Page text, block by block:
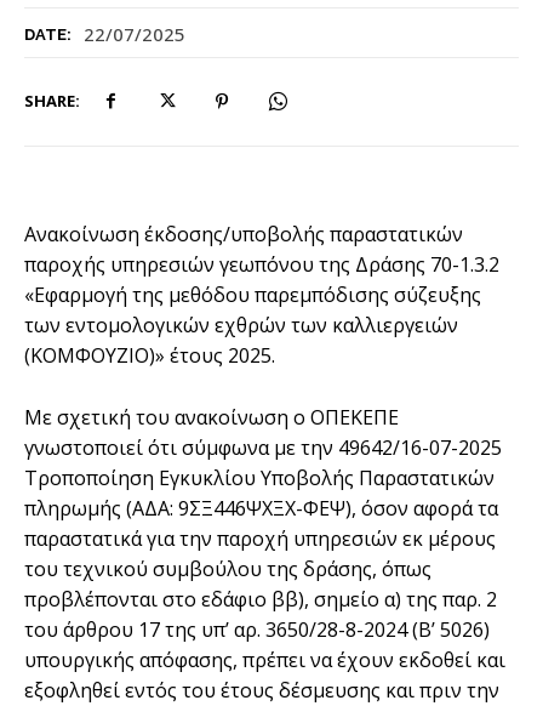
DATE: 22/07/2025
SHARE:
Ανακοίνωση έκδοσης/υποβολής παραστατικών
παροχής υπηρεσιών γεωπόνου της Δράσης 70-1.3.2
«Εφαρμογή της μεθόδου παρεμπόδισης σύζευξης
των εντομολογικών εχθρών των καλλιεργειών
(ΚΟΜΦΟΥΖΙΟ)» έτους 2025.
Mε σχετική του ανακοίνωση ο ΟΠΕΚΕΠΕ
γνωστοποιεί ότι σύμφωνα με την 49642/16-07-2025
Τροποποίηση Εγκυκλίου Υποβολής Παραστατικών
πληρωμής (ΑΔΑ: 9ΣΞ446ΨΧΞΧ-ΦΕΨ), όσον αφορά τα
παραστατικά για την παροχή υπηρεσιών εκ μέρους
του τεχνικού συμβούλου της δράσης, όπως
προβλέπονται στο εδάφιο ββ), σημείο α) της παρ. 2
του άρθρου 17 της υπ’ αρ. 3650/28-8-2024 (Β’ 5026)
υπουργικής απόφασης, πρέπει να έχουν εκδοθεί και
εξοφληθεί εντός του έτους δέσμευσης και πριν την